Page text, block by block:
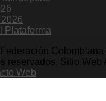
Plataforma
Colombiana
reservados. Sitio Web
Web